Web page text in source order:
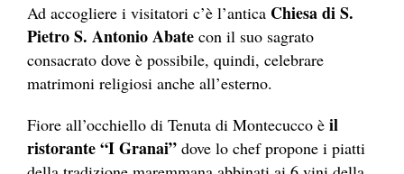
Ad accogliere i visitatori c’è l’antica Chiesa di S.
Pietro S. Antonio Abate con il suo sagrato
consacrato dove è possibile, quindi, celebrare
matrimoni religiosi anche all’esterno.
Fiore all’occhiello di Tenuta di Montecucco è il
ristorante “I Granai” dove lo chef propone i piatti